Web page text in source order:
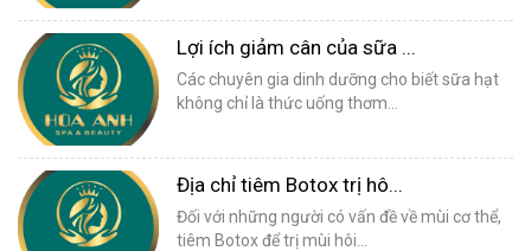
Lợi ích giảm cân của sữa ...
Các chuyên gia dinh dưỡng cho biết sữa hạt
không chỉ là thức uống thơm...
Địa chỉ tiêm Botox trị hô...
Đối với những người có vấn đề về mùi cơ thể,
tiêm Botox để trị mùi hôi...